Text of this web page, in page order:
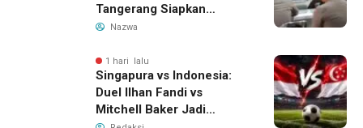
Tangerang Siapkan
Langkah Antisipasi Krisis
Nazwa
1 hari lalu
Singapura vs Indonesia:
Duel Ilhan Fandi vs
Mitchell Baker Jadi